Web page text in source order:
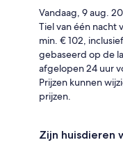
Vandaag, 9 aug.
Tiel van één nacht
min. € 102,
gebaseerd op de
afgelopen 24 uur
Prijzen kunnen
prijzen.
Zijn huisdieren